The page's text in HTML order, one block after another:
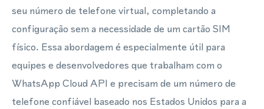
seu número de telefone virtual, completando a
configuração sem a necessidade de um cartão SIM
físico. Essa abordagem é especialmente útil para
equipes e desenvolvedores que trabalham com o
WhatsApp Cloud API e precisam de um número de
telefone confiável baseado nos Estados Unidos para a